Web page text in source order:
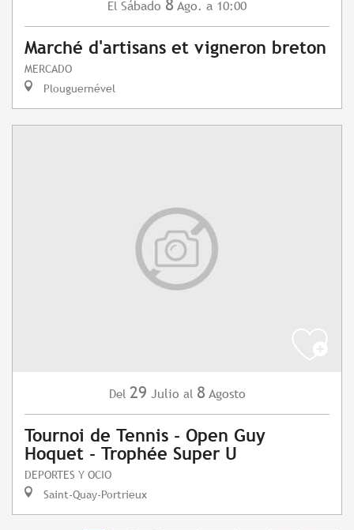
El Sábado 8 Ago. a 10:00
Marché d'artisans et vigneron breton
MERCADO
Plouguernével
Del 29 Julio al 8 Agosto
Tournoi de Tennis - Open Guy
Hoquet - Trophée Super U
DEPORTES Y OCIO
Saint-Quay-Portrieux